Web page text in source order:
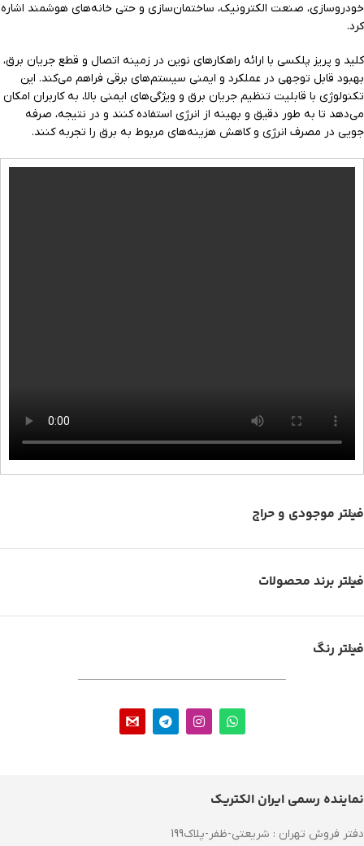
فیلتر موجودی و حراج
فیلتر برند محصولات
فیلتر رنگ
خودروسازی، صنعت الکترونیک، ساختمان‌سازی و حتی خانه‌های هوشمند اشاره
کرد.
کلید و پریز پلکسی با ارائه راهکارهای نوین در زمینه اتصال و قطع جریان برق،
بهبود قابل توجهی در عملکرد و ایمنی سیستم‌های برقی فراهم می‌کند. این
تکنولوژی با قابلیت تنظیم جریان برق و ویژگی‌های ایمنی بالا، به کاربران امکان
می‌دهد تا به طور دقیق و بهینه از انرژی استفاده کنند و در نتیجه، صرفه
جویی در مصرف انرژی و کاهش هزینه‌های مربوط به برق را تجربه کنند.
نماینده رسمی ایران الکتریک
دفتر فروش تهران : شریعتی-ظفر-پلاک199